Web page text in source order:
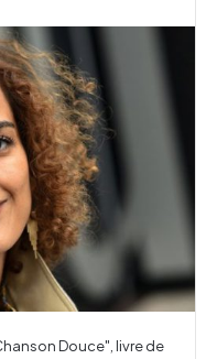
Douce", livre de